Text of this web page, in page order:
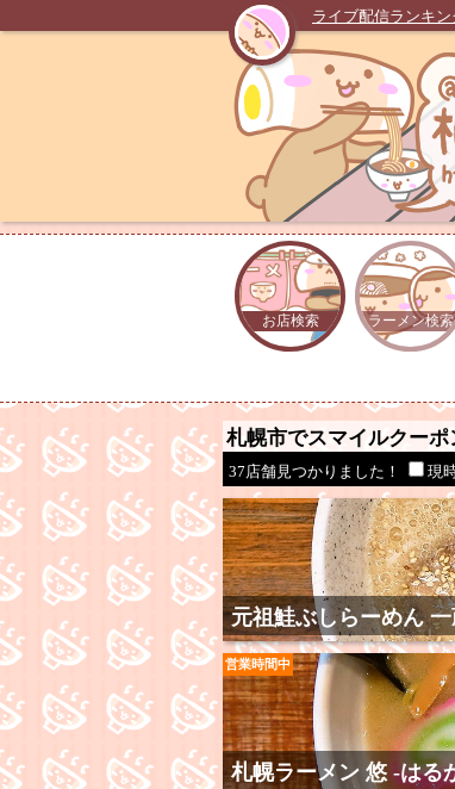
ライブ配信ランキン
お店検索 ラーメン検索
札幌市でスマイルクー
37店舗見つかりました！ 現
元祖鮭ぶしらーめん
札幌ラーメン 悠 -はる
営業時間中